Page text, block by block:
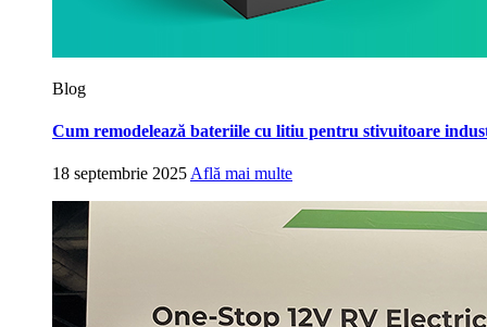
Blog
Cum remodelează bateriile cu litiu pentru stivuitoare
18 septembrie 2025 Află mai multe